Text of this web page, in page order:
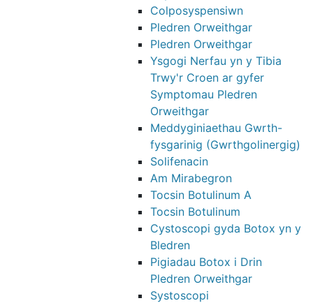
Colposyspensiwn
Pledren Orweithgar
Pledren Orweithgar
Ysgogi Nerfau yn y Tibia
Trwy'r Croen ar gyfer
Symptomau Pledren
Orweithgar
Meddyginiaethau Gwrth-
fysgarinig (Gwrthgolinergig)
Solifenacin
Am Mirabegron
Tocsin Botulinum A
Tocsin Botulinum
Cystoscopi gyda Botox yn y
Bledren
Pigiadau Botox i Drin
Pledren Orweithgar
Systoscopi